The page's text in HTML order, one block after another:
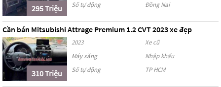
295 Triệu
Số tự động
Đồng Nai
Cần bán Mitsubishi Attrage Premium 1.2 CVT 2023 xe đẹp
310 Triệu
2023
Xe cũ
Máy xăng
Nhập khẩu
Số tự động
TP HCM